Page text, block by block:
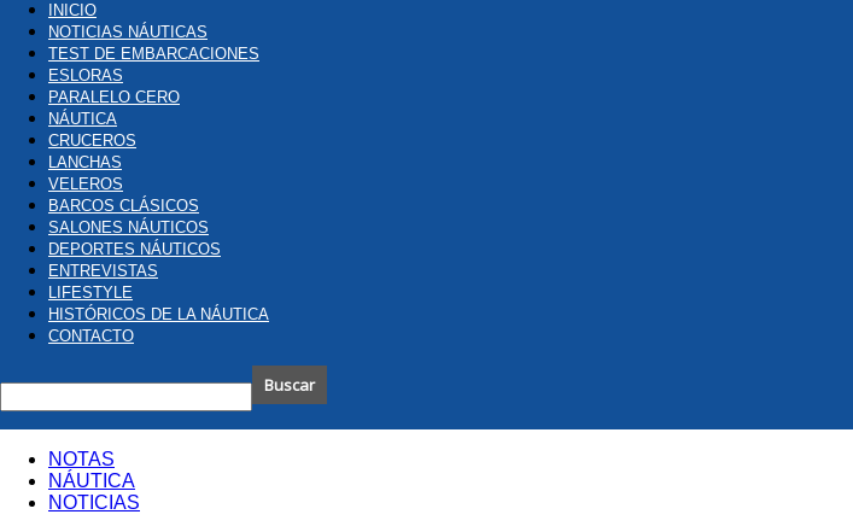
INICIO
NOTICIAS NÁUTICAS
TEST DE EMBARCACIONES
ESLORAS
PARALELO CERO
NÁUTICA
CRUCEROS
LANCHAS
VELEROS
BARCOS CLÁSICOS
SALONES NÁUTICOS
DEPORTES NÁUTICOS
ENTREVISTAS
LIFESTYLE
HISTÓRICOS DE LA NÁUTICA
CONTACTO
NOTAS
NÁUTICA
NOTICIAS